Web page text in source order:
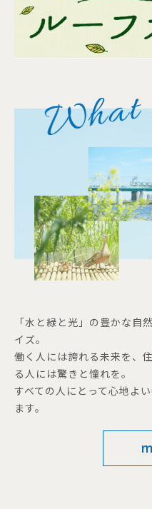
「水と緑と光」の豊かな自
イズ。
働く人には誇れる未来を、
る人には驚きと憧れを。
すべての人にとって心地よ
ます。